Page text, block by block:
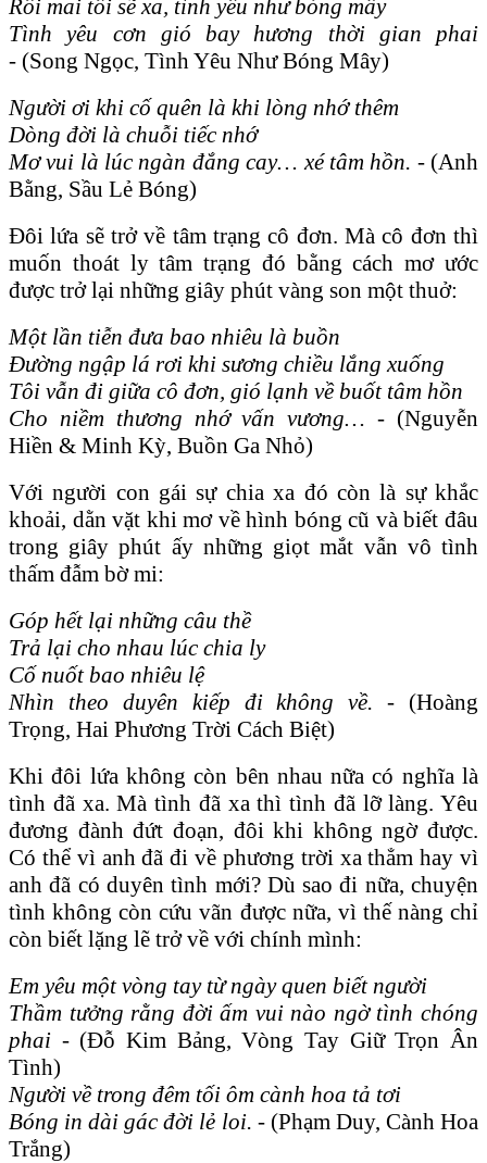
Rồi mai tôi sẽ xa, tình yêu như bóng mây
Tình yêu cơn gió bay hương thời gian phai
- (Song Ngọc, Tình Yêu Như Bóng Mây)
Người ơi khi cố quên là khi lòng nhớ thêm
Dòng đời là chuỗi tiếc nhớ
Mơ vui là lúc ngàn đắng cay… xé tâm hồn. - (Anh
Bằng, Sầu Lẻ Bóng)
Đôi lứa sẽ trở về tâm trạng cô đơn. Mà cô đơn thì
muốn thoát ly tâm trạng đó bằng cách mơ ước
được trở lại những giây phút vàng son một thuở:
Một lần tiễn đưa bao nhiêu là buồn
Đường ngập lá rơi khi sương chiều lắng xuống
Tôi vẫn đi giữa cô đơn, gió lạnh về buốt tâm hồn
Cho niềm thương nhớ vấn vương… - (Nguyễn
Hiền & Minh Kỳ, Buồn Ga Nhỏ)
Với người con gái sự chia xa đó còn là sự khắc
khoải, dằn vặt khi mơ về hình bóng cũ và biết đâu
trong giây phút ấy những giọt mắt vẫn vô tình
thấm đẫm bờ mi:
Góp hết lại những câu thề
Trả lại cho nhau lúc chia ly
Cố nuốt bao nhiêu lệ
Nhìn theo duyên kiếp đi không về. - (Hoàng
Trọng, Hai Phương Trời Cách Biệt)
Khi đôi lứa không còn bên nhau nữa có nghĩa là
tình đã xa. Mà tình đã xa thì tình đã lỡ làng. Yêu
đương đành đứt đoạn, đôi khi không ngờ được.
Có thể vì anh đã đi về phương trời xa thẳm hay vì
anh đã có duyên tình mới? Dù sao đi nữa, chuyện
tình không còn cứu vãn được nữa, vì thế nàng chỉ
còn biết lặng lẽ trở về với chính mình:
Em yêu một vòng tay từ ngày quen biết người
Thầm tưởng rằng đời ấm vui nào ngờ tình chóng
phai - (Đỗ Kim Bảng, Vòng Tay Giữ Trọn Ân
Tình)
Người về trong đêm tối ôm cành hoa tả tơi
Bóng in dài gác đời lẻ loi. - (Phạm Duy, Cành Hoa
Trắng)